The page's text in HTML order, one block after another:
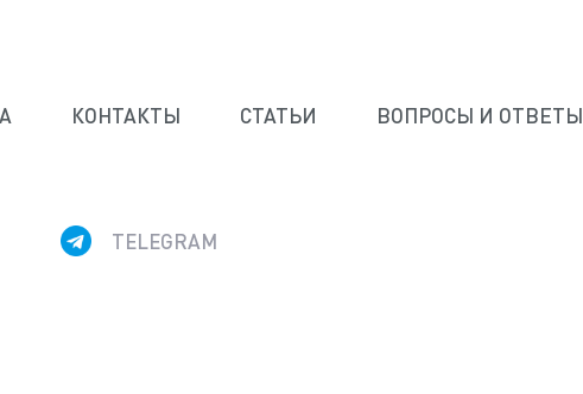
ПЕРСОНАЛЬНЫХ ДАННЫХ В СООТВЕТСТВИИ С
КОНТАКТЫ СТАТЬИ ВОПРОСЫ И ОТВЕТЫ
TELEGRAM